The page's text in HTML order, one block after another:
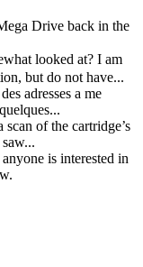
Drive back in the
looked at? I am
but do not have...
adresses a me
of the cartridge’s
is interested in